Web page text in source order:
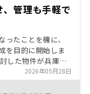
管理も手軽で
たことを機に、
を目的に開始しま
した物件が兵庫駅
ンにより管理費を抑
物件管理が手軽で
2026年05月28日